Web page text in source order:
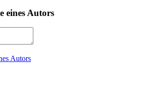
eines Autors
Autors